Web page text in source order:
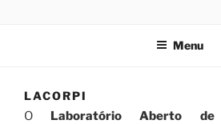
Menu
LACORPI
O Laboratório Aberto de